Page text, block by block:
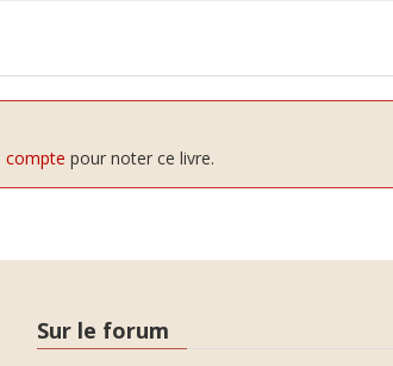
compte pour noter ce livre.
Sur le forum